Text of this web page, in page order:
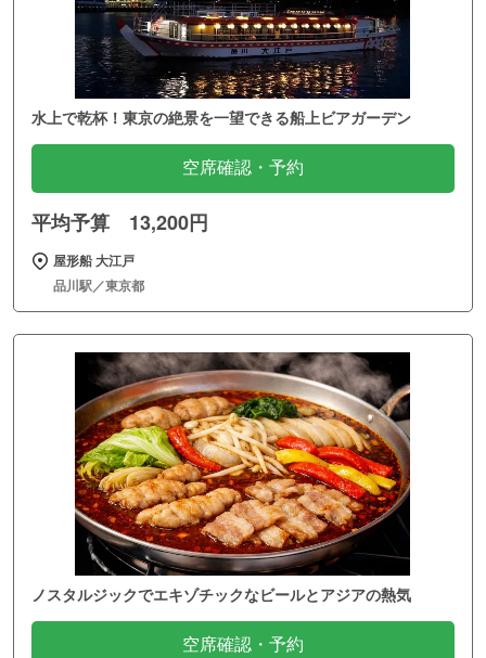
水上で乾杯！東京の絶景を一望できる船上ビアガーデン
空席確認・予約
平均予算 13,200円
屋形船 大江戸
品川駅／東京都
ノスタルジックでエキゾチックなビールとアジアの熱気
空席確認・予約